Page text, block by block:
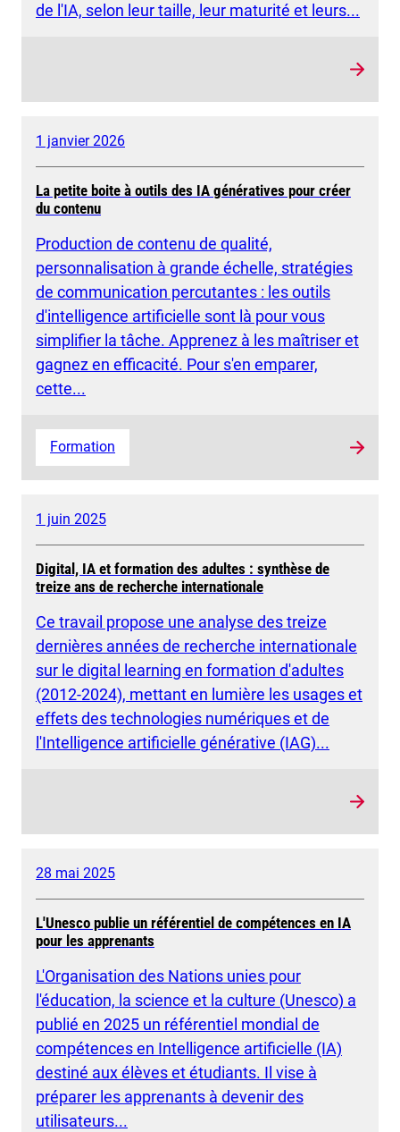
de l'IA, selon leur taille, leur maturité et leurs...
1 janvier 2026
La petite boite à outils des IA génératives pour créer
du contenu
Production de contenu de qualité,
personnalisation à grande échelle, stratégies
de communication percutantes : les outils
d'intelligence artificielle sont là pour vous
simplifier la tâche. Apprenez à les maîtriser et
gagnez en efficacité. Pour s'en emparer,
cette...
Formation
1 juin 2025
Digital, IA et formation des adultes : synthèse de
treize ans de recherche internationale
Ce travail propose une analyse des treize
dernières années de recherche internationale
sur le digital learning en formation d'adultes
(2012-2024), mettant en lumière les usages et
effets des technologies numériques et de
l'Intelligence artificielle générative (IAG)...
28 mai 2025
L'Unesco publie un référentiel de compétences en IA
pour les apprenants
L'Organisation des Nations unies pour
l'éducation, la science et la culture (Unesco) a
publié en 2025 un référentiel mondial de
compétences en Intelligence artificielle (IA)
destiné aux élèves et étudiants. Il vise à
préparer les apprenants à devenir des
utilisateurs...